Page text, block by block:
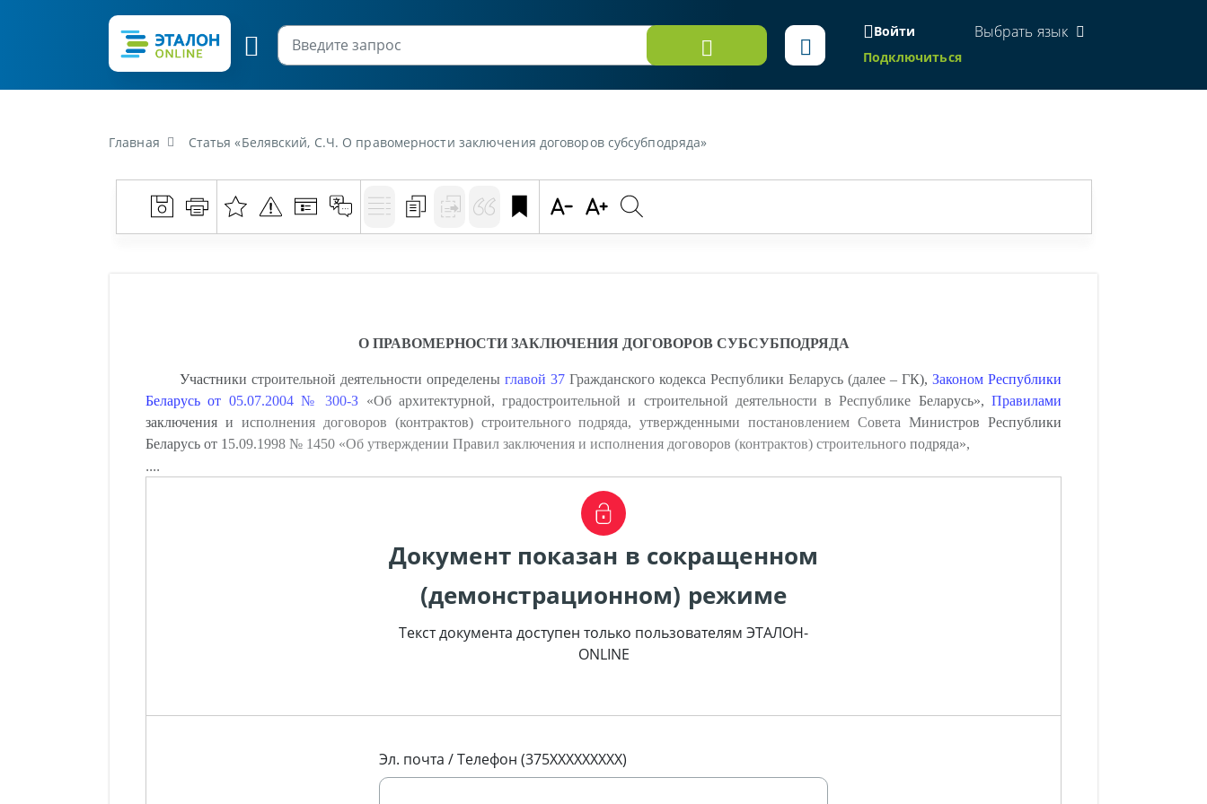
Войти
Подключиться
Выбрать язык
Главная Статья «Белявский, С.Ч. О правомерности заключения договоров субсубподряда»
О ПРАВОМЕРНОСТИ ЗАКЛЮЧЕНИЯ ДОГОВОРОВ СУБСУБПОДРЯДА
Участники строительной деятельности определены главой 37Гражданского кодекса Республики Беларусь (далее – ГК), Законом Республики
Беларусь от 05.07.2004 № 300-З «Об архитектурной, градостроительной и строительной деятельности в Республике Беларусь»,Правилами
заключения и исполнения договоров (контрактов) строительного подряда, утвержденными постановлением Совета Министров Республики
Беларусь от 15.09.1998 № 1450 «Об утверждении Правил заключения и исполнения договоров (контрактов) строительного подряда»,
....
Документ показан в сокращенном
(демонстрационном) режиме
Текст документа доступен только пользователям ЭТАЛОН-
ONLINE
Эл. почта / Телефон (375XXXXXXXXX)